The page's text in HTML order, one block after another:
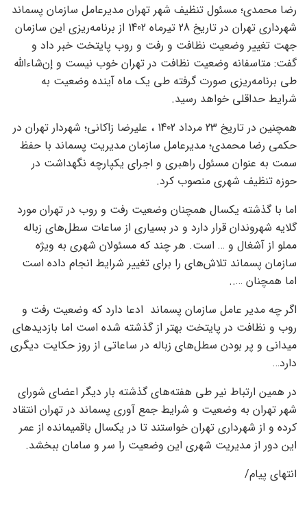
رضا محمدی؛ مسئول تنظیف شهر تهران مدیرعامل سازمان پسماند
شهرداری تهران در تاریخ 28 تیرماه 1402 از برنامه‌‌ریزی این سازمان
جهت تغییر وضعیت نظافت و رفت و روب پایتخت خبر داد و
گفت: متاسفانه وضعیت نظافت در تهران خوب نیست و إن‌شاءالله
طی برنامه‌ریزی صورت گرفته طی یک ماه آینده وضعیت به
شرایط حداقلی خواهد رسید.
همچنین در تاریخ 23 مرداد 1402 ، علیرضا زاکانی؛ شهردار تهران در
حکمی رضا محمدی؛ مدیرعامل سازمان مدیریت پسماند با حفظ
سمت به عنوان مسئول راهبری و اجرای یکپارچه نگهداشت در
حوزه تنظیف شهری منصوب کرد.
اما با گذشته یکسال همچنان وضعیت رفت و روب در تهران مورد
گلایه شهروندان قرار دارد و در بسیاری از ساعات سطل‌های زباله
مملو از آشغال و … است. هر چند که مسئولان شهری به ویژه
سازمان پسماند تلاش‌های را برای تغییر شرایط انجام داده است
اما همچنان …..
اگر چه مدیر عامل سازمان پسماند ادعا دارد که وضعیت رفت و
روب و نظافت در پایتخت بهتر از گذشته شده است اما بازدیدهای
میدانی و پر بودن سطل‌های زباله در ساعاتی از روز حکایت دیگری
دارد…
در همین ارتباط نیر طی هفته‌های گذشته بار دیگر اعضای شورای
شهر تهران به وضعیت و شرایط جمع آوری پسماند در تهران انتقاد
کرده و از شهرداری تهران خواستند تا در یکسال باقمیمانده از عمر
این دور از مدیریت شهری این وضعیت را سر و سامان ببخشد.
انتهای پیام/